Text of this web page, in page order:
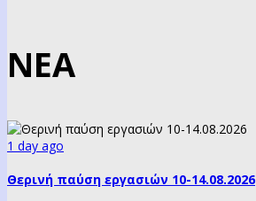
ΝΕΑ
1 day ago
Θερινή παύση εργασιών 10-14.08.2026